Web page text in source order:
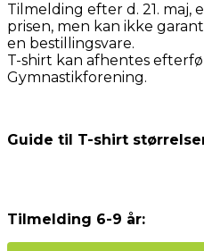
Tilmelding efter d. 21. maj,
prisen, men kan ikke
en bestillingsvare.
T-shirt kan afhentes
Gymnastikforening.
Guide til T-shirt
Tilmelding 6-9 år: